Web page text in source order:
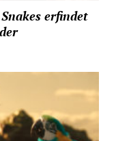
erfindet